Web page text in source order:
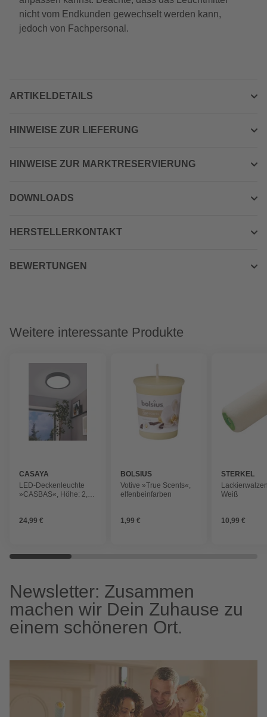
nicht vom Endkunden gewechselt werden kann,
jedoch von Fachpersonal.
ARTIKELDETAILS
HINWEISE ZUR LIEFERUNG
HINWEISE ZUR MARKTRESERVIERUNG
DOWNLOADS
HERSTELLERKONTAKT
BEWERTUNGEN
Weitere interessante Produkte
CASAYA
LED-Deckenleuchte
»CASBAS«, Höhe: 2,8
24,99 €
BOLSIUS
Votive »True Scents«,
elfenbeinfarben
1,99 €
STERKEL
Weiß
10,99 €
Newsletter: Zusammen
machen wir Dein Zuhause zu
einem schöneren Ort.